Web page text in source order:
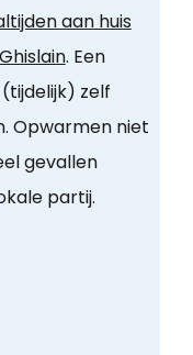
aan huis
. Een
zelf
Opwarmen niet
gevallen
partij.